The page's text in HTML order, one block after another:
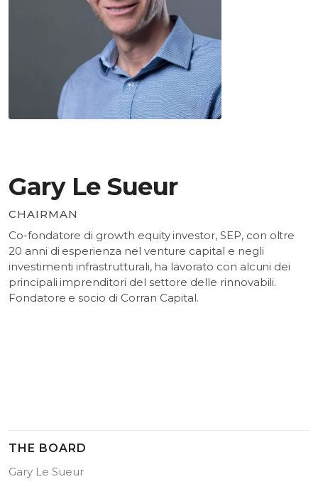
Gary Le Sueur
CHAIRMAN
Co-fondatore di growth equity investor, SEP, con oltre
20 anni di esperienza nel venture capital e negli
investimenti infrastrutturali, ha lavorato con alcuni dei
principali imprenditori del settore delle rinnovabili.
Fondatore e socio di Corran Capital.
THE BOARD
Gary Le Sueur